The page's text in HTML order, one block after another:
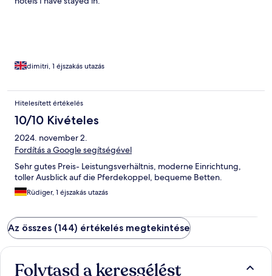
dimitri, 1 éjszakás utazás
Hitelesített értékelés
10/10 Kivételes
2024. november 2.
Fordítás a Google segítségével
Sehr gutes Preis- Leistungsverhältnis, moderne Einrichtung,
toller Ausblick auf die Pferdekoppel, bequeme Betten.
Rüdiger, 1 éjszakás utazás
Az összes (144) értékelés megtekintése
Folytasd a keresgélést